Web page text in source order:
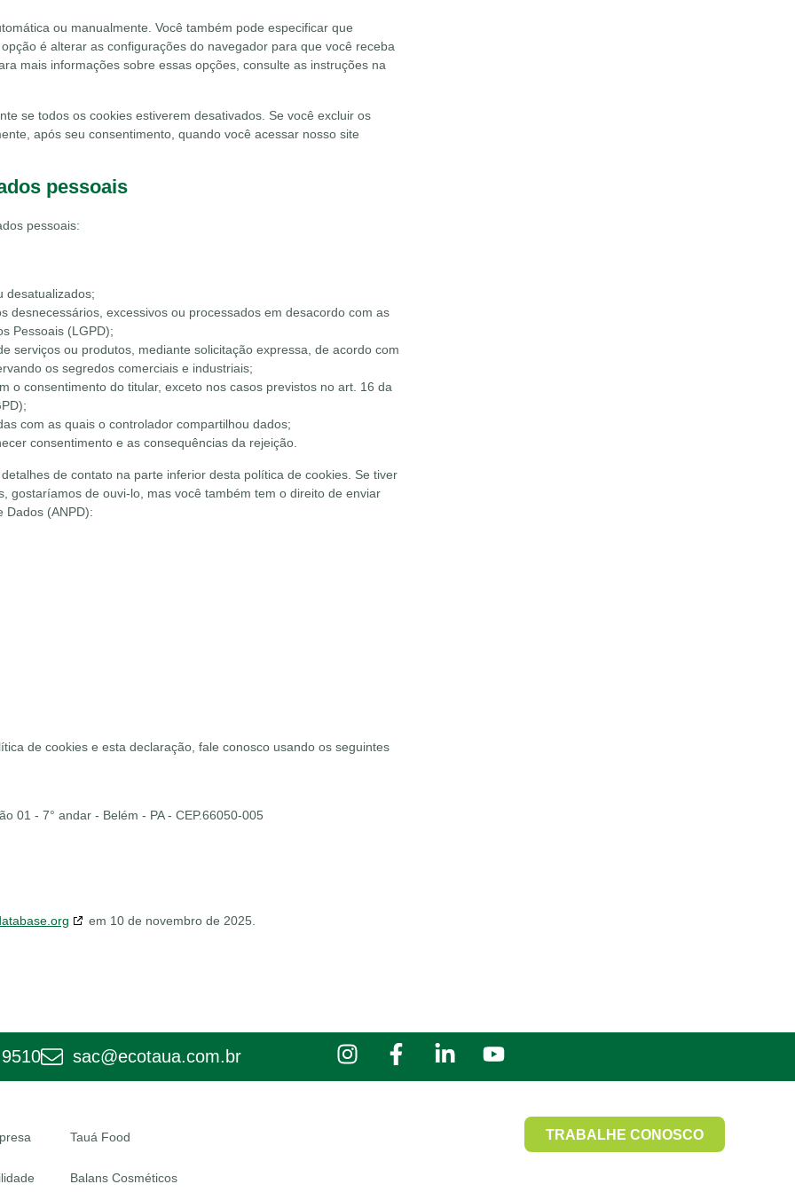
ou manualmente. Você também pode especificar que
é alterar as configurações do navegador para que você receba
mais informações sobre essas opções, consulte as instruções na
se todos os cookies estiverem desativados. Se você excluir os
após seu consentimento, quando você acessar nosso site
pessoais
pessoais:
desatualizados;
desnecessários, excessivos ou processados em desacordo com as
Pessoais (LGPD);
serviços ou produtos, mediante solicitação expressa, de acordo com
os segredos comerciais e industriais;
o consentimento do titular, exceto nos casos previstos no art. 16 da
com as quais o controlador compartilhou dados;
consentimento e as consequências da rejeição.
de contato na parte inferior desta política de cookies. Se tiver
gostaríamos de ouvi-lo, mas você também tem o direito de enviar
Dados (ANPD):
de cookies e esta declaração, fale conosco usando os seguintes
01 - 7° andar - Belém - PA - CEP.66050-005
em 10 de novembro de 2025.
sac@ecotaua.com.br
Tauá Food
Balans Cosméticos
TRABALHE CONOSCO